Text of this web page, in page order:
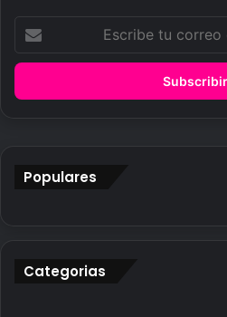
correo
Populares
Categorias